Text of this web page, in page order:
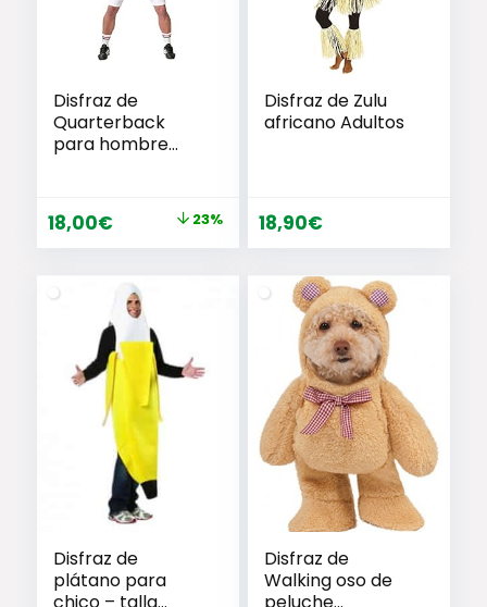
Disfraz de
Quarterback
para hombre
El
precio
era:
23,23€.
18,00€El
precio
actual
es:
18,00€.
23%
Disfraz de Zulu
africano Adultos
18,90€
Disfraz de
plátano para
chico – talla
Disfraz de
Walking oso de
peluche